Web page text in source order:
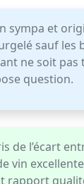
sympa et
sauf les
ne soit pas
question.
de l’écart
vin
rapport